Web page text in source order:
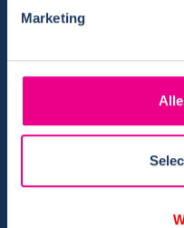
Marketing
Onze